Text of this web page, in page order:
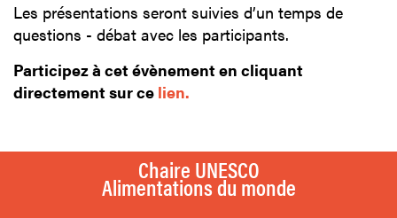
Les présentations seront suivies d’un temps de
questions - débat avec les participants.
Participez à cet évènement en cliquant
directement sur ce lien.
Chaire UNESCO
Alimentations du monde